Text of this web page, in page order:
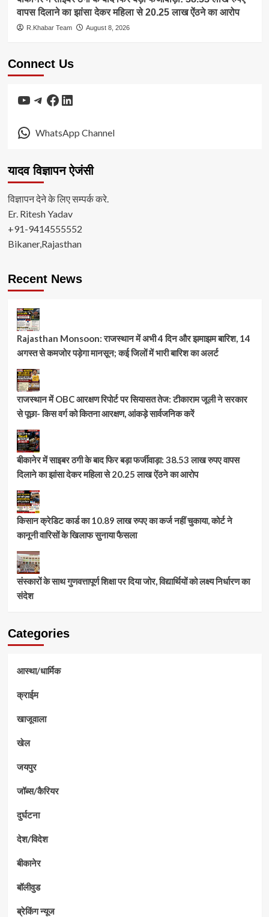
वापस दिलाने का झांसा देकर महिला से 20.25 लाख ऐंठने का आरोप
R.Khabar Team August 8, 2026
Connect Us
YouTube
Telegram
Facebook
LinkedIn
WhatsApp Channel
यादव विज्ञापन ऐजंसी
विज्ञापन देने के लिए सम्पर्क करे.
Er. Ritesh Yadav
+91-9414555552
Bikaner,Rajasthan
Recent News
Rajasthan Monsoon: राजस्थान में अभी 4 दिन और झमाझम बारिश, 14
अगस्त से कमजोर पड़ेगा मानसून; कई जिलों में भारी बारिश का अलर्ट
राजस्थान में OBC आरक्षण रिपोर्ट पर सियासत तेज: टीकाराम जूली ने सरकार
से पूछा- किस वर्ग को कितना आरक्षण, आंकड़े सार्वजनिक करें
बीकानेर में साइबर ठगी के बाद फिर बड़ा फर्जीवाड़ा: 38.53 लाख रुपए वापस
दिलाने का झांसा देकर महिला से 20.25 लाख ऐंठने का आरोप
किसान क्रेडिट कार्ड का 10.89 लाख रुपए का कर्ज नहीं चुकाया, कोर्ट ने
कानूनी वारिसों के खिलाफ सुनाया फैसला
संस्कारों के साथ गुणवत्तापूर्ण शिक्षा पर दिया जोर, विद्यार्थियों को लक्ष्य निर्धारण का
संदेश
Categories
आस्था/धार्मिक
क्राईम
खाजूवाला
खेल
जयपुर
जॉब्स/कैरियर
दुर्घटना
देश/विदेश
बीकानेर
बॉलीवुड
ब्रेकिंग न्यूज